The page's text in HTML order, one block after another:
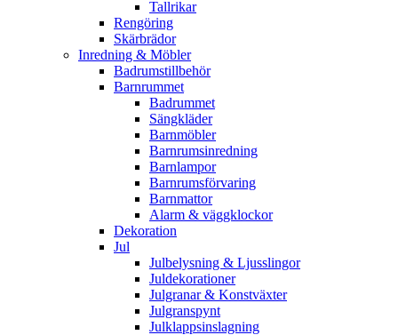
Tallrikar
Rengöring
Skärbrädor
Inredning & Möbler
Badrumstillbehör
Barnrummet
Badrummet
Sängkläder
Barnmöbler
Barnrumsinredning
Barnlampor
Barnrumsförvaring
Barnmattor
Alarm & väggklockor
Dekoration
Jul
Julbelysning & Ljusslingor
Juldekorationer
Julgranar & Konstväxter
Julgranspynt
Julklappsinslagning